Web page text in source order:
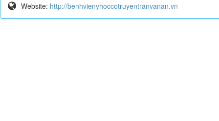
Website: http://benhvienyhoccotruyentranvanan.vn